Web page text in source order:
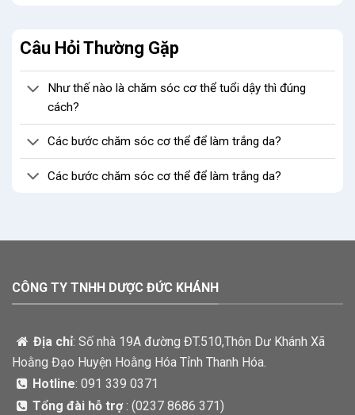
Câu Hỏi Thường Gặp
Như thế nào là chăm sóc cơ thể tuổi dậy thì đúng
cách?
Các bước chăm sóc cơ thể để làm trắng da?
Các bước chăm sóc cơ thể để làm trắng da?
CÔNG TY TNHH DƯỢC ĐỨC KHÁNH
Địa chỉ: Số nhà 19A đường ĐT.510,Thôn Dư Khánh Xã
Hoằng Đạo Huyện Hoằng Hóa Tỉnh Thanh Hóa.
Hotline: 091 339 0371
Tổng đài hỗ trợ: (0237 8686 371)